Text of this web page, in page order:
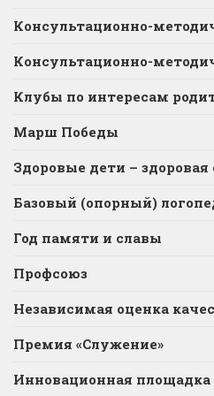
Консультационно-
Консультационно-
Клубы по интересам
Марш Победы
Здоровые дети – здоровая
Базовый (опорный)
Год памяти и славы
Профсоюз
Независимая оценка
Премия «Служение»
Инновационная площадка